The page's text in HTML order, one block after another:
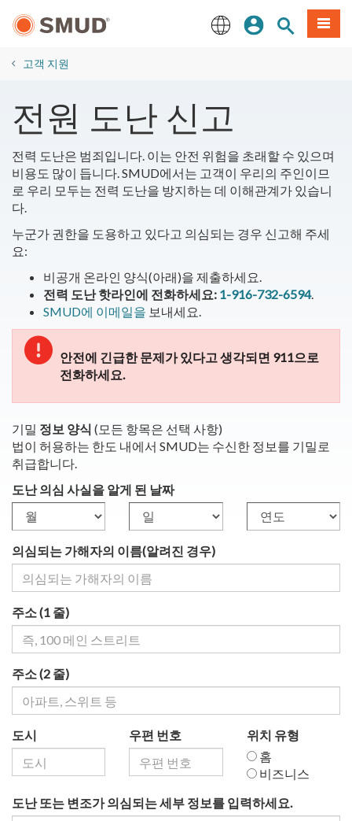
로그인사이트 검색
메뉴
고객 지원
전원 도난 신고
전력 도난은 범죄입니다. 이는 안전 위험을 초래할 수 있으며
비용도 많이 듭니다. SMUD에서는 고객이 우리의 주인이므
로 우리 모두는 전력 도난을 방지하는 데 이해관계가 있습니
다.
누군가 권한을 도용하고 있다고 의심되는 경우 신고해 주세
요:
비공개 온라인 양식(아래)을 제출하세요.
전력 도난 핫라인에 전화하세요: 1-916-732-6594.
SMUD에 이메일을 보내세요.
안전에 긴급한 문제가 있다고 생각되면 911으로
전화하세요.
기밀 정보 양식 (모든 항목은 선택 사항)
법이 허용하는 한도 내에서 SMUD는 수신한 정보를 기밀로
취급합니다.
도난 의심 사실을 알게 된 날짜
의심되는 가해자의 이름(알려진 경우)
주소 (1 줄)
주소 (2 줄)
도시 우편 번호
위치 유형
홈
비즈니스
도난 또는 변조가 의심되는 세부 정보를 입력하세요.